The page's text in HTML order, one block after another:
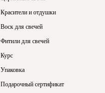
Красители и отдушки
Воск для свечей
Фитили для свечей
Курс
Упаковка
Подарочный сертификат